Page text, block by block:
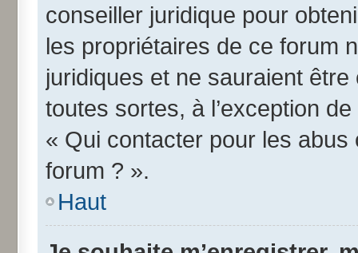
conseiller juridique pour
les propriétaires de ce forum
juridiques et ne sauraient
toutes sortes, à l’exception
« Qui contacter pour les
forum ? ».
Haut